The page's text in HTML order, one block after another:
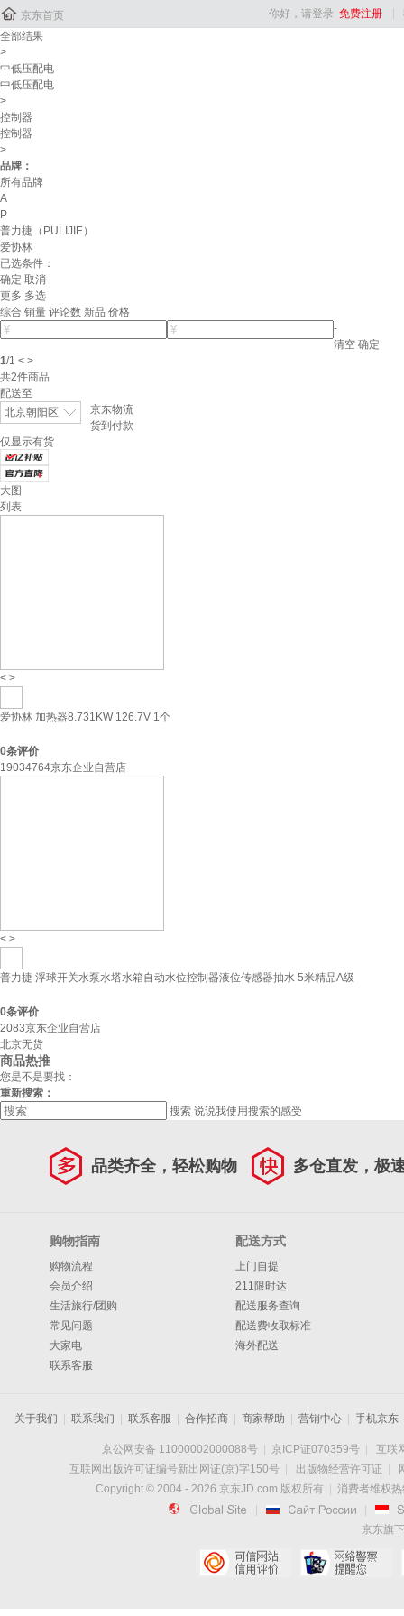
 京东首页 你好，请登录 免费注册
全部结果
>
中低压配电
中低压配电
>
控制器
控制器
>
品牌：
所有品牌
A
P
普力捷（PULIJIE）
爱协林
已选条件：
确定 取消
更多 多选
综合 销量 评论数 新品 价格
-
清空 确定
1/1 < >
共2件商品
配送至
北京朝阳区
京东物流
货到付款
仅显示有货
大图
列表
< >
爱协林 加热器8.731KW 126.7V 1个
0条评价
19034764京东企业自营店
< >
普力捷 浮球开关水泵水塔水箱自动水位控制器液位传感器抽水 5米精品A级
0条评价
2083京东企业自营店
北京无货
商品热推
您是不是要找：
重新搜索：
搜索 说说我使用搜索的感受
品类齐全，轻松购物 多仓直发，极
购物指南
购物流程
会员介绍
生活旅行/团购
常见问题
大家电
联系客服
配送方式
上门自提
211限时达
配送服务查询
配送费收取标准
海外配送
关于我们 联系我们 联系客服 合作招商 商家帮助 营销中心 手机京东
京公网安备 11000002000088号 京ICP证070359号
互联
互联网出版许可证编号新出网证(京)字150号
出版物经营许可证
Copyright © 2004 - 2026 京东JD.com 版权所有 消费者维权
 
京东旗